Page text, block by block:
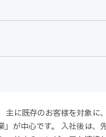
主に既存のお客様を対象に
が中心です。 入社後は、